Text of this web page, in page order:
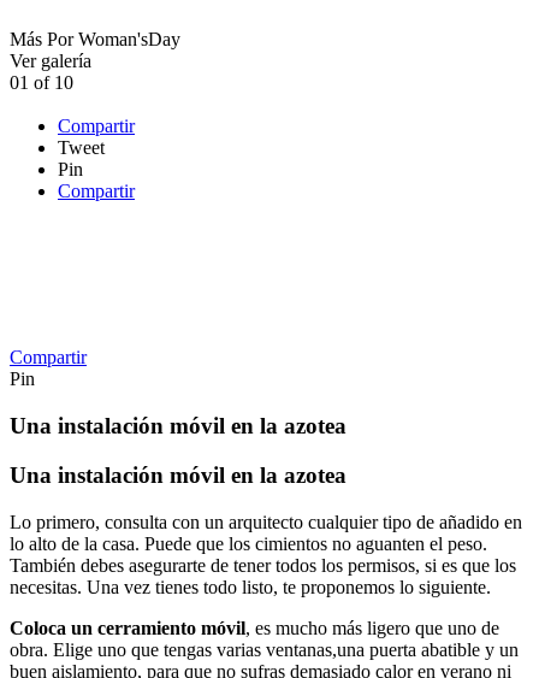
Más PorWoman'sDay
Ver galería
01 of 10
Compartir
Tweet
Pin
Compartir
Compartir
Pin
Una instalación móvil en la azotea
Una instalación móvil en la azotea
Lo primero, consulta con un arquitecto cualquier tipo de añadido en
lo alto de la casa. Puede que los cimientos no aguanten el peso.
También debes asegurarte de tener todos los permisos, si es que los
necesitas. Una vez tienes todo listo, te proponemos lo siguiente.
Coloca un cerramiento móvil, es mucho más ligero que uno de
obra. Elige uno que tengas varias ventanas,una puerta abatible y un
buen aislamiento, para que no sufras demasiado calor en verano ni